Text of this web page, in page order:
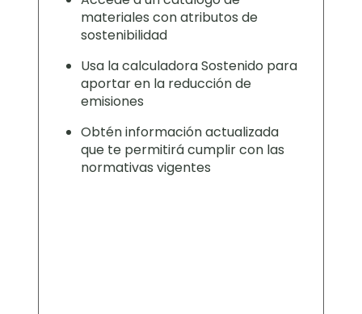
materiales con atributos de
sostenibilidad
Usa la calculadora Sostenido para
aportar en la reducción de
emisiones
Obtén información actualizada
que te permitirá cumplir con las
normativas vigentes